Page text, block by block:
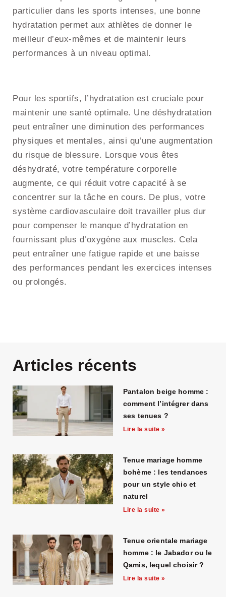
particulier dans les sports intenses, une bonne
hydratation permet aux athlètes de donner le
meilleur d’eux-mêmes et de maintenir leurs
performances à un niveau optimal.
Pour les sportifs, l’hydratation est cruciale pour
maintenir une santé optimale. Une déshydratation
peut entraîner une diminution des performances
physiques et mentales, ainsi qu’une augmentation
du risque de blessure. Lorsque vous êtes
déshydraté, votre température corporelle
augmente, ce qui réduit votre capacité à se
concentrer sur la tâche en cours. De plus, votre
système cardiovasculaire doit travailler plus dur
pour compenser le manque d’hydratation en
fournissant plus d’oxygène aux muscles. Cela
peut entraîner une fatigue rapide et une baisse
des performances pendant les exercices intenses
ou prolongés.
can’t
find
the
best
good
thing
about
exact
http://www.jimmychooreplica.ru/.
watches
and
you
will
Articles récents
Pantalon beige homme :
comment l’intégrer dans
ses tenues ?
Lire la suite »
Tenue mariage homme
bohème : les tendances
pour un style chic et
naturel
Lire la suite »
Tenue orientale mariage
homme : le Jabador ou le
Qamis, lequel choisir ?
Lire la suite »